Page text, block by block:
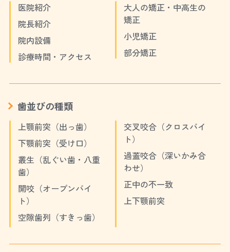
医院紹介
院長紹介
院内設備
診療時間・アクセス
大人の矯正・中高生の
矯正
小児矯正
部分矯正
歯並びの種類
上顎前突（出っ歯）
下顎前突（受け口）
叢生（乱ぐい歯・八重
歯）
開咬（オープンバイ
ト）
空隙歯列（すきっ歯）
交叉咬合（クロスバイ
ト）
過蓋咬合（深いかみ合
わせ）
正中の不一致
上下顎前突